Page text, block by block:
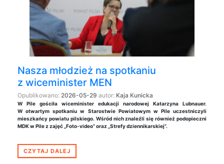
Nasza młodzież na spotkaniu
z wiceminister MEN
Opublikowano: 2026-05-29 autor: Kaja Kunicka
W Pile gościła wiceminister edukacji narodowej Katarzyna Lubnauer.
W otwartym spotkaniu w Starostwie Powiatowym w Pile uczestniczyli
mieszkańcy powiatu pilskiego. Wśród nich znaleźli się również podopieczni
MDK w Pile z zajęć „Foto-video” oraz „Strefy dziennikarskiej”.
CZYTAJ DALEJ